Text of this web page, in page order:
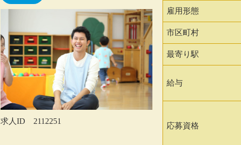
求人ID 2112251
雇用形態
市区町村
最寄り駅
給与
応募資格